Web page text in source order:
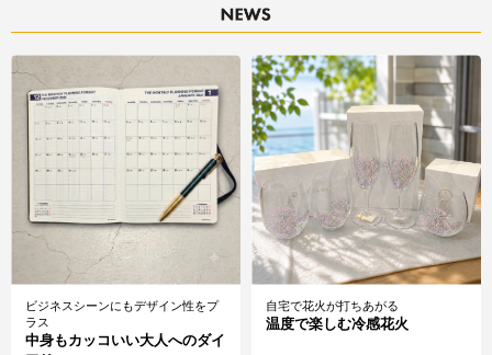
ビジネスシーンにもデザイン性をプ
ラス
中身もカッコいい大人へのダイ
自宅で花火が打ちあがる
温度で楽しむ冷感花火